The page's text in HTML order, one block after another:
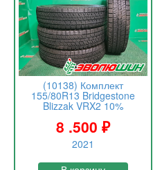
(10138) Комплект
155/80R13 Bridgestone
Blizzak VRX2 10%
8 .500 ₽
2021